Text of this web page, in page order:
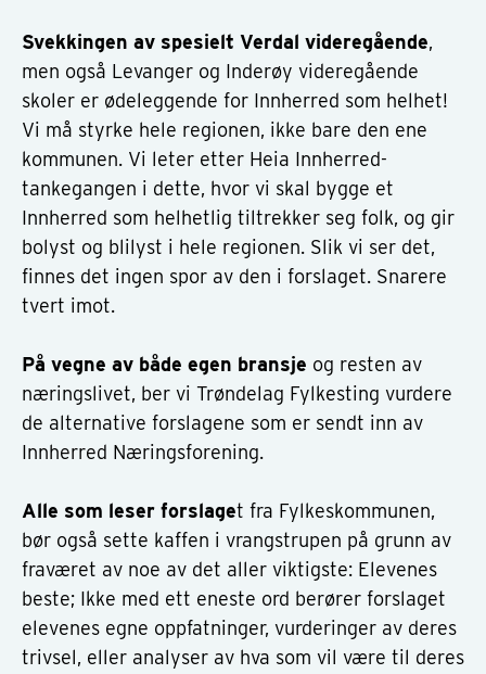
Svekkingen av spesielt Verdal videregående,
men også Levanger og Inderøy videregående
skoler er ødeleggende for Innherred som helhet!
Vi må styrke hele regionen, ikke bare den ene
kommunen. Vi leter etter Heia Innherred-
tankegangen i dette, hvor vi skal bygge et
Innherred som helhetlig tiltrekker seg folk, og gir
bolyst og blilyst i hele regionen. Slik vi ser det,
finnes det ingen spor av den i forslaget. Snarere
tvert imot.
På vegne av både egen bransje og resten av
næringslivet, ber vi Trøndelag Fylkesting vurdere
de alternative forslagene som er sendt inn av
Innherred Næringsforening.
Alle som leser forslaget fra Fylkeskommunen,
bør også sette kaffen i vrangstrupen på grunn av
fraværet av noe av det aller viktigste: Elevenes
beste; Ikke med ett eneste ord berører forslaget
elevenes egne oppfatninger, vurderinger av deres
trivsel, eller analyser av hva som vil være til deres